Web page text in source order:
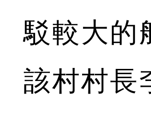
駁較大的
該村村長